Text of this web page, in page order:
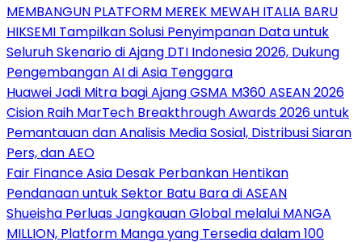
MEMBANGUN PLATFORM MEREK MEWAH ITALIA BARU
HIKSEMI Tampilkan Solusi Penyimpanan Data untuk
Seluruh Skenario di Ajang DTI Indonesia 2026, Dukung
Pengembangan AI di Asia Tenggara
Huawei Jadi Mitra bagi Ajang GSMA M360 ASEAN 2026
Cision Raih MarTech Breakthrough Awards 2026 untuk
Pemantauan dan Analisis Media Sosial, Distribusi Siaran
Pers, dan AEO
Fair Finance Asia Desak Perbankan Hentikan
Pendanaan untuk Sektor Batu Bara di ASEAN
Shueisha Perluas Jangkauan Global melalui MANGA
MILLION, Platform Manga yang Tersedia dalam 100